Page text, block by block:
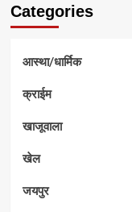
Categories
आस्था/धार्मिक
क्राईम
खाजूवाला
खेल
जयपुर